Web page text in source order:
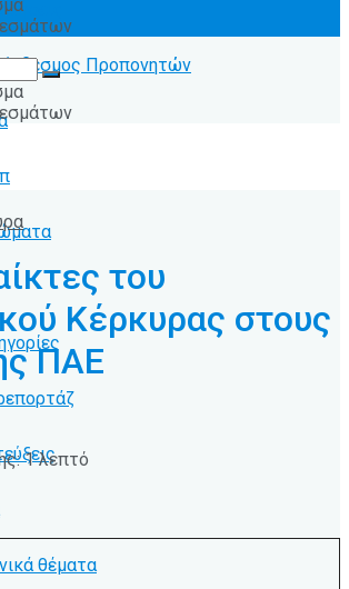
Προπονητών
θέματα
του
Κέρκυρας στους
ΠΑΕ
1 λεπτό